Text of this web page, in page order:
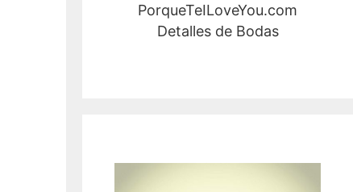
PorqueTeILoveYou.com
Detalles de Bodas